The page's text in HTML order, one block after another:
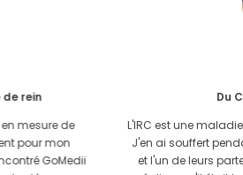
est une maladie qui dure toute la vie et qui
ai souffert pendant longtemps et
de leurs partenaires au Cambodge